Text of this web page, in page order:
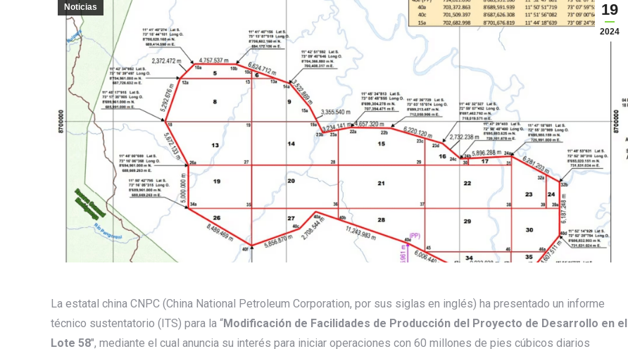
19
2024
Noticias
La estatal china CNPC (China National Petroleum Corporation, por sus siglas en inglés) ha presentado un informe
técnico sustentatorio (ITS) para la “Modificación de Facilidades de Producción del Proyecto de Desarrollo en el
Lote 58″, mediante el cual anuncia su interés para iniciar operaciones con 60 millones de pies cúbicos diarios